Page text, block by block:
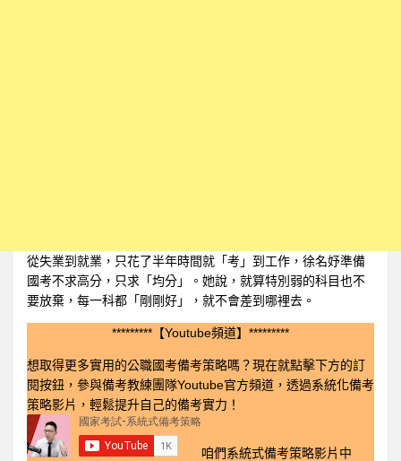
從失業到就業，只花了半年時間就「考」到工作，徐名妤準備
國考不求高分，只求「均分」。她說，就算特別弱的科目也不
要放棄，每一科都「剛剛好」，就不會差到哪裡去。
*********【Youtube頻道】*********
想取得更多實用的公職國考備考策略嗎？現在就點擊下方的訂
閱按鈕，參與備考教練團隊Youtube官方頻道，透過系統化備考
策略影片，輕鬆提升自己的備考實力！
咱們系統式備考策略影片中